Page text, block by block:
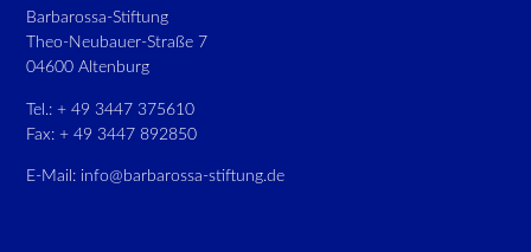
Barbarossa-Stiftung
Theo-Neubauer-Straße 7
04600 Altenburg
Tel.: + 49 3447 375610
Fax: + 49 3447 892850
E-Mail: info@barbarossa-stiftung.de